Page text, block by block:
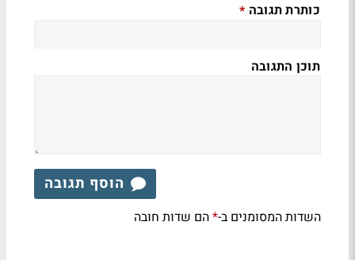
כותרת תגובה *
תוכן התגובה
הוסף תגובה
השדות המסומנים ב-*הם שדות חובה